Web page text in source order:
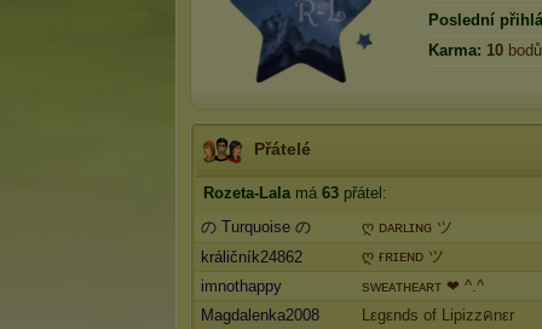
Poslední
Karma: 10 bodů
Přátelé
Rozeta-Lalamá 63 přátel:
の Turquoise の
ღ ᴅᴀʀʟɪɴɢ ツ
králičník24862
ღ ғʀɪᴇɴᴅ ツ
imnothappy
swᴇᴀтнᴇᴀʀт ❤ ^.^
Magdalenka2008
Lεgεnds of Lipizzคnεr